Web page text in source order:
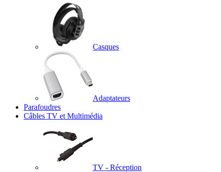
Casques
Adaptateurs
Parafoudres
Câbles TV et Multimédia
TV - Réception